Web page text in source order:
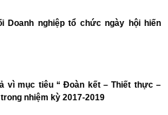
Doanh nghiệp tổ chức ngày hội hiến
vì mục tiêu “ Đoàn kết – Thiết thực –
nhiệm kỳ 2017-2019